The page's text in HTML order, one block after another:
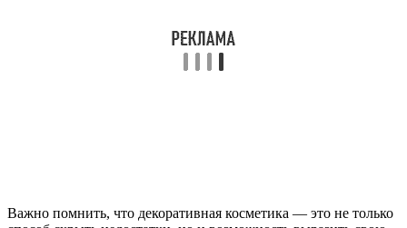
Важно помнить, что декоративная косметика — это не только